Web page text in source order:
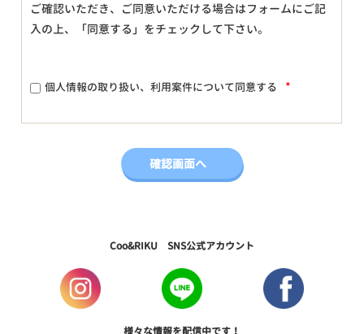
ご確認いただき、ご同意いただける場合はフォームにご記
入の上、「同意する」をチェックして下さい。
個人情報の取り扱い、利用案件について同意する *
Coo&RIKU SNS公式アカウント
様々な情報を配信中です！